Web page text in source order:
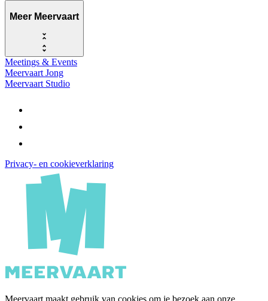
Meer Meervaart
Meetings & Events
Meervaart Jong
Meervaart Studio
Privacy- en cookieverklaring
Meervaart maakt gebruik van cookies om je bezoek aan onze